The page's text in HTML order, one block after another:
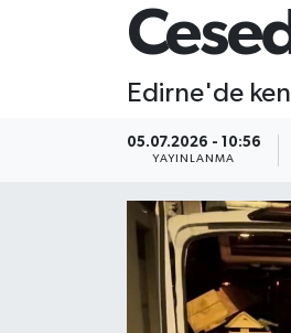
Edirne'de
05.07.2026 - 10:56
YAYINLANMA
YEREL GÜNDEM
EKONOMİ
KÜLTÜR - SANAT
Trafik Durumu
Süper Lig Puan Durumu
Tüm Manşetler
Son Dakika Haberleri
Haber Arşivi